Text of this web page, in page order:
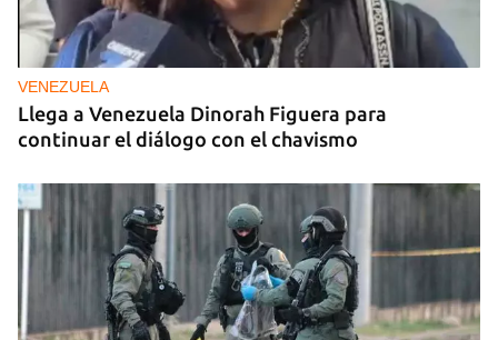
VENEZUELA
Llega a Venezuela Dinorah Figuera para
continuar el diálogo con el chavismo